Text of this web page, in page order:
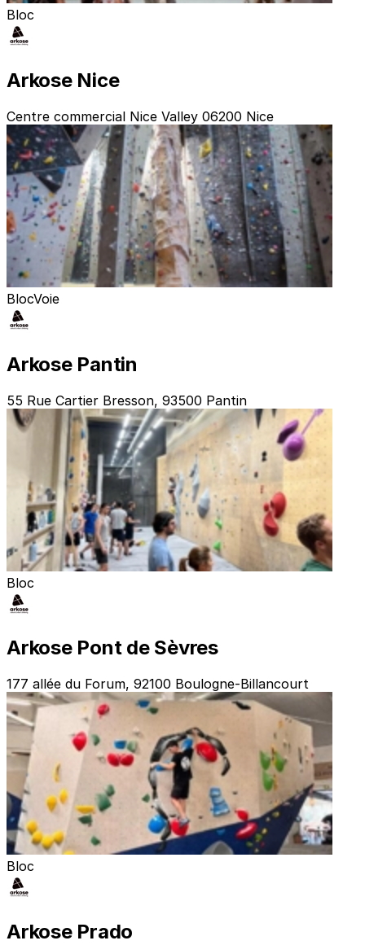
Bloc
Arkose Nice
Centre commercial Nice Valley 06200 Nice
BlocVoie
Arkose Pantin
55 Rue Cartier Bresson, 93500 Pantin
Bloc
Arkose Pont de Sèvres
177 allée du Forum, 92100 Boulogne-Billancourt
Bloc
Arkose Prado